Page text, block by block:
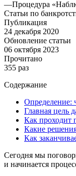
—Процедура
Статьи по
Публикация
24 декабря 2020
Обновление статьи
06 октября 2023
Прочитано
355 раз
Содержание
Определение:
Главная цель
Как проходит
Какие
Как
Сегодня мы
и начинается